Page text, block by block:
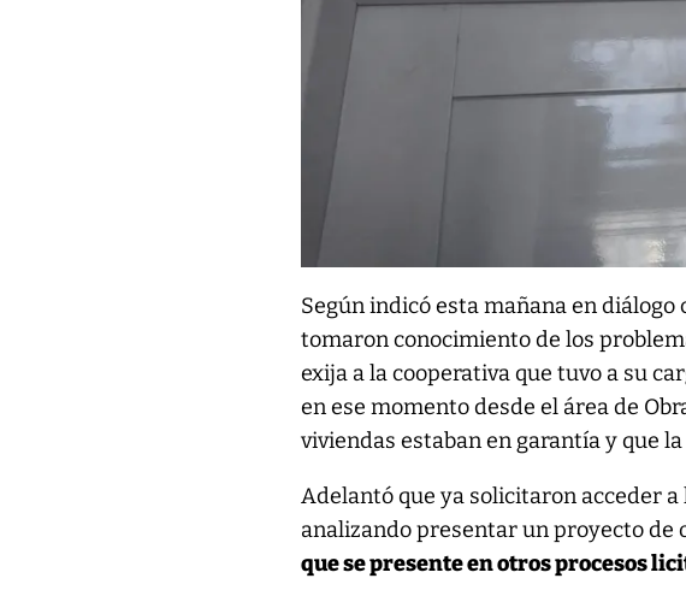
Según indicó esta mañana en
tomaron conocimiento de los
exija a la cooperativa que tuvo a su
en ese momento desde el área de
viviendas estaban en garantía y que
Adelantó que ya solicitaron acceder
analizando presentar un proyecto de
que se presente en otros procesos